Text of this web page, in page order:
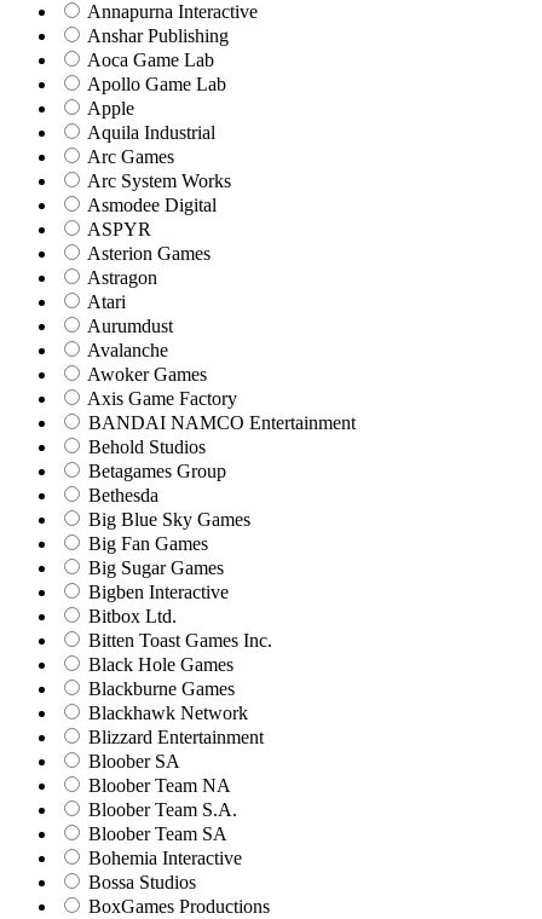
Annapurna Interactive
Anshar Publishing
Aoca Game Lab
Apollo Game Lab
Apple
Aquila Industrial
Arc Games
Arc System Works
Asmodee Digital
ASPYR
Asterion Games
Astragon
Atari
Aurumdust
Avalanche
Awoker Games
Axis Game Factory
BANDAI NAMCO Entertainment
Behold Studios
Betagames Group
Bethesda
Big Blue Sky Games
Big Fan Games
Big Sugar Games
Bigben Interactive
Bitbox Ltd.
Bitten Toast Games Inc.
Black Hole Games
Blackburne Games
Blackhawk Network
Blizzard Entertainment
Bloober SA
Bloober Team NA
Bloober Team S.A.
Bloober Team SA
Bohemia Interactive
Bossa Studios
BoxGames Productions